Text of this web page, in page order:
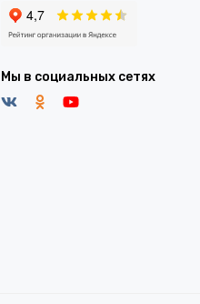
Мы в социальных сетях